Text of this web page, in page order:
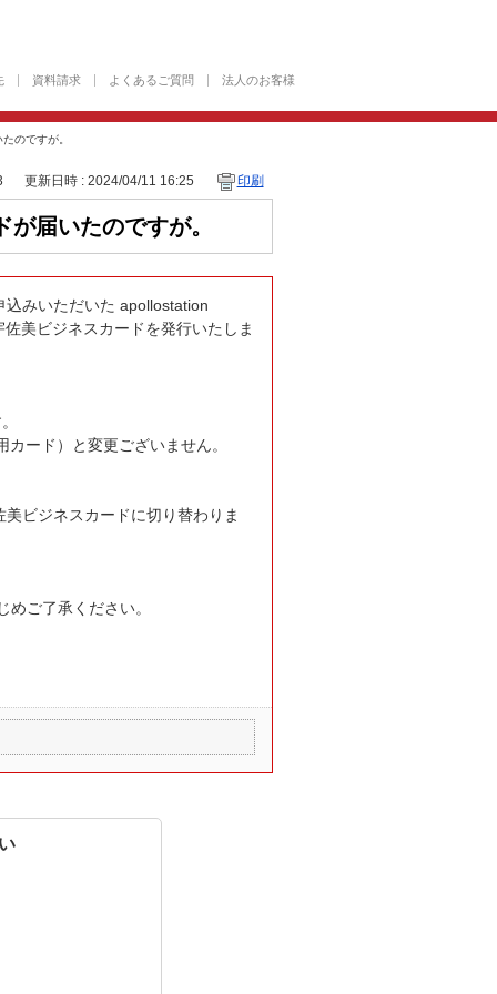
資料請求 よくあるご質問 法人のお客様
のですが。
更新日時 : 2024/04/11 16:25 印刷
届いたのですが。
みいただいた apollostation
美ビジネスカードを発行いたしま
ード）と変更ございません。
ビジネスカードに切り替わりま
ご了承ください。